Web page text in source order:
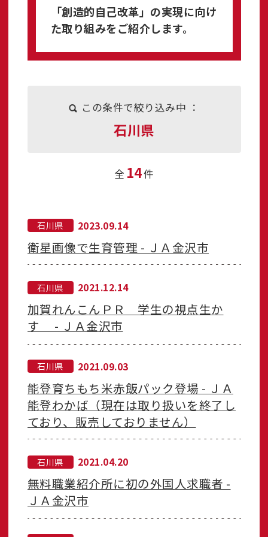
「創造的自己改革」の実現に向け
た取り組みをご紹介します。
この条件で絞り込み中 ：
石川県
全 14件
石川県 2023.09.14
衛星画像で生育管理 - ＪＡ金沢市
石川県 2021.12.14
加賀れんこんＰＲ 学生の視点生か
す - ＪＡ金沢市
石川県 2021.09.03
能登育ちもち米赤飯パック登場 - ＪＡ
能登わかば（現在は取り扱いを終了し
ており、販売しておりません）
石川県 2021.04.20
無料職業紹介所に初の外国人求職者 -
ＪＡ金沢市